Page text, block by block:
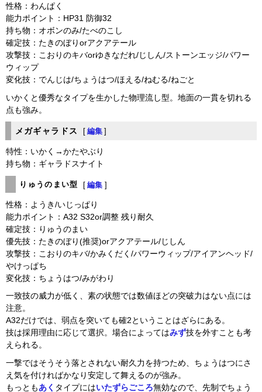
性格：わんぱく
能力ポイント：HP31 防御32
持ち物：オボンのみ/たべのこし
確定技：たきのぼりorアクアテール
攻撃技：こおりのキバorゆきなだれ/じしん/ストーンエッジ/パワー
ウィップ
変化技：でんじは/ちょうはつ/ほえる/ねむる/ねごと
いかくと優秀なタイプを生かした物理流し型。地面の一貫を切れる
点も強み。
メガギャラドス [ 編集 ]
特性：いかく→かたやぶり
持ち物：ギャラドスナイト
りゅうのまい型 [ 編集 ]
性格：ようき/いじっぱり
能力ポイント：A32 S32or調整 残り耐久
確定技：りゅうのまい
優先技：たきのぼり(推奨)orアクアテール/じしん
攻撃技：こおりのキバ/かみくだく/パワーウィップ/アイアンヘッド/
やけっぱち
変化技：ちょうはつ/みがわり
一致技の威力が低く、素の状態では数値ほどの突破力はない点には
注意。
A32だけでは、弱点を突いても確2ということはざらにある。
技は採用理由に応じて選択。場合によってはみず技を外すことも考
えられる。
一撃ではそうそう落とされない耐久力を持つため、ちょうはつにさ
え気を付ければかなり安定して舞えるのが強み。
もっとも あく タイプにはいたずらごころ無効なので、先制でちょう